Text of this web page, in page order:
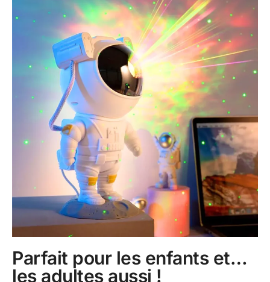
Parfait pour les enfants et…
les adultes aussi !